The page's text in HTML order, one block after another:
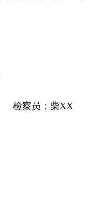
检察员：柴XX